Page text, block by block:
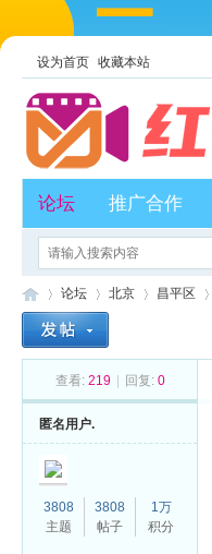
设为首页 收藏本站
论坛 推广合作
论坛
›
北京
›
昌平区
查看: 219 回复: 0
匿名用户.
3808
主题
3808
帖子
1万
积分